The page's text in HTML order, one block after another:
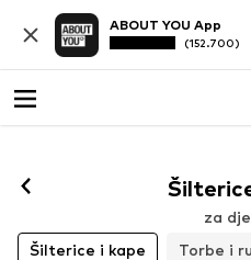
ABOUT YOU App
(152.700)
za
Šilterice i kape
Torbe i